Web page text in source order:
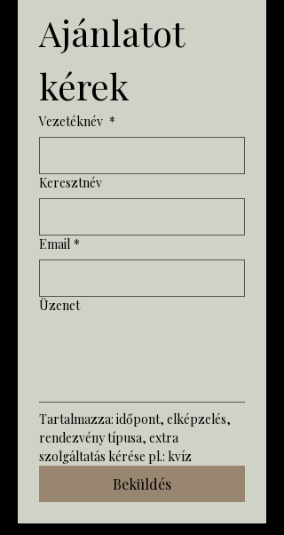
Ajánlatot
Vezetéknév *
Keresztnév
Email *
Üzenet
Tartalmazza: időpont, elképzelés,
rendezvény típusa, extra
Beküldés